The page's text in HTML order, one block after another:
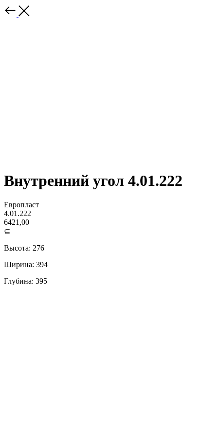
Внутренний угол 4.01.222
Европласт
4.01.222
6421,00
⊆
Высота: 276
Ширина: 394
Глубина: 395